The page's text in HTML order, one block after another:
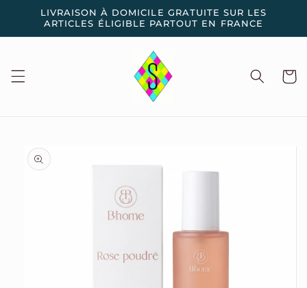
passer
contenu
LIVRAISON À DOMICILE GRATUITE SUR LES
ARTICLES ÉLIGIBLE PARTOUT EN FRANCE
Panier
Passer aux
informations
produits